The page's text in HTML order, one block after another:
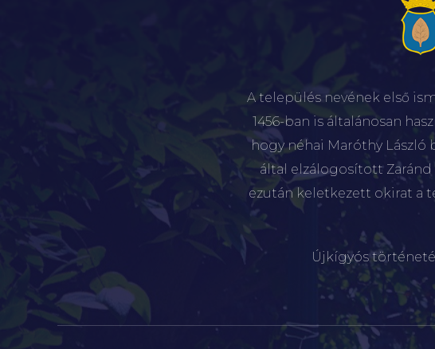
A település nevének első
1456-ban is általánosan
hogy néhai Maróthy László
által elzálogosított
ezután keletkezett okirat a
Újkígyós